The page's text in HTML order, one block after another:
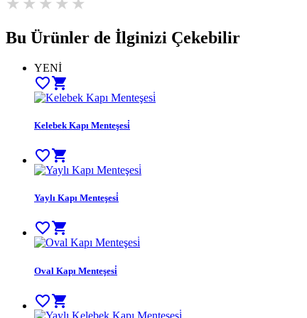
Bu Ürünler de İlginizi Çekebilir
YENİ
favorite_bordershopping_cart
Kelebek Kapı Menteşesi̇
favorite_bordershopping_cart
Yaylı Kapı Menteşesi̇
favorite_bordershopping_cart
Oval Kapı Menteşesi̇
favorite_bordershopping_cart